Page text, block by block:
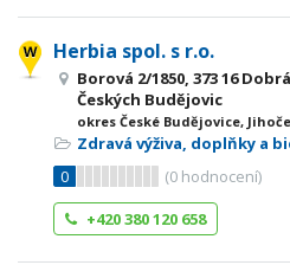
Herbia spol. s r.o.
Borová 2/1850, 373 16
Českých Budějovic
okres České Budějovice,
Zdravá výživa, doplňky a
0
(0 hodnocení)
+420 380 120 658